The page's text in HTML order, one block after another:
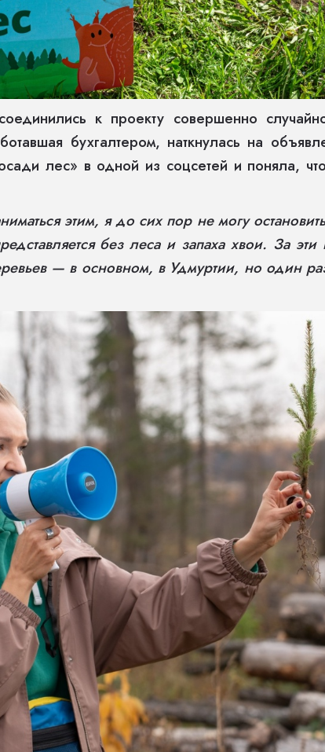
к проекту совершенно
бухгалтером, наткнулась на
лес» в одной из соцсетей и поняла,
этим, я до сих пор не могу
без леса и запаха хвои. За эти
— в основном, в Удмуртии, но один